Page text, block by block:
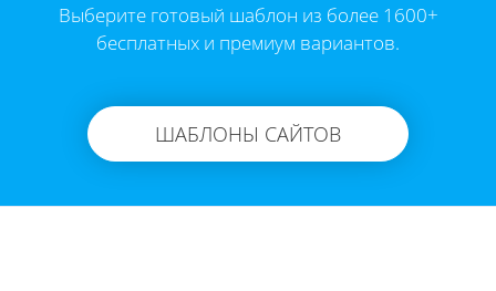
Выберите готовый шаблон из более 1600+
бесплатных и премиум вариантов.
ШАБЛОНЫ САЙТОВ